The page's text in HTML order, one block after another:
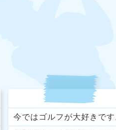
今ではゴルフが大好きです